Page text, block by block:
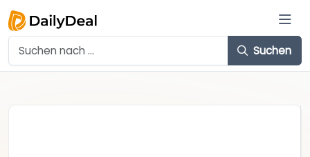
Suchen